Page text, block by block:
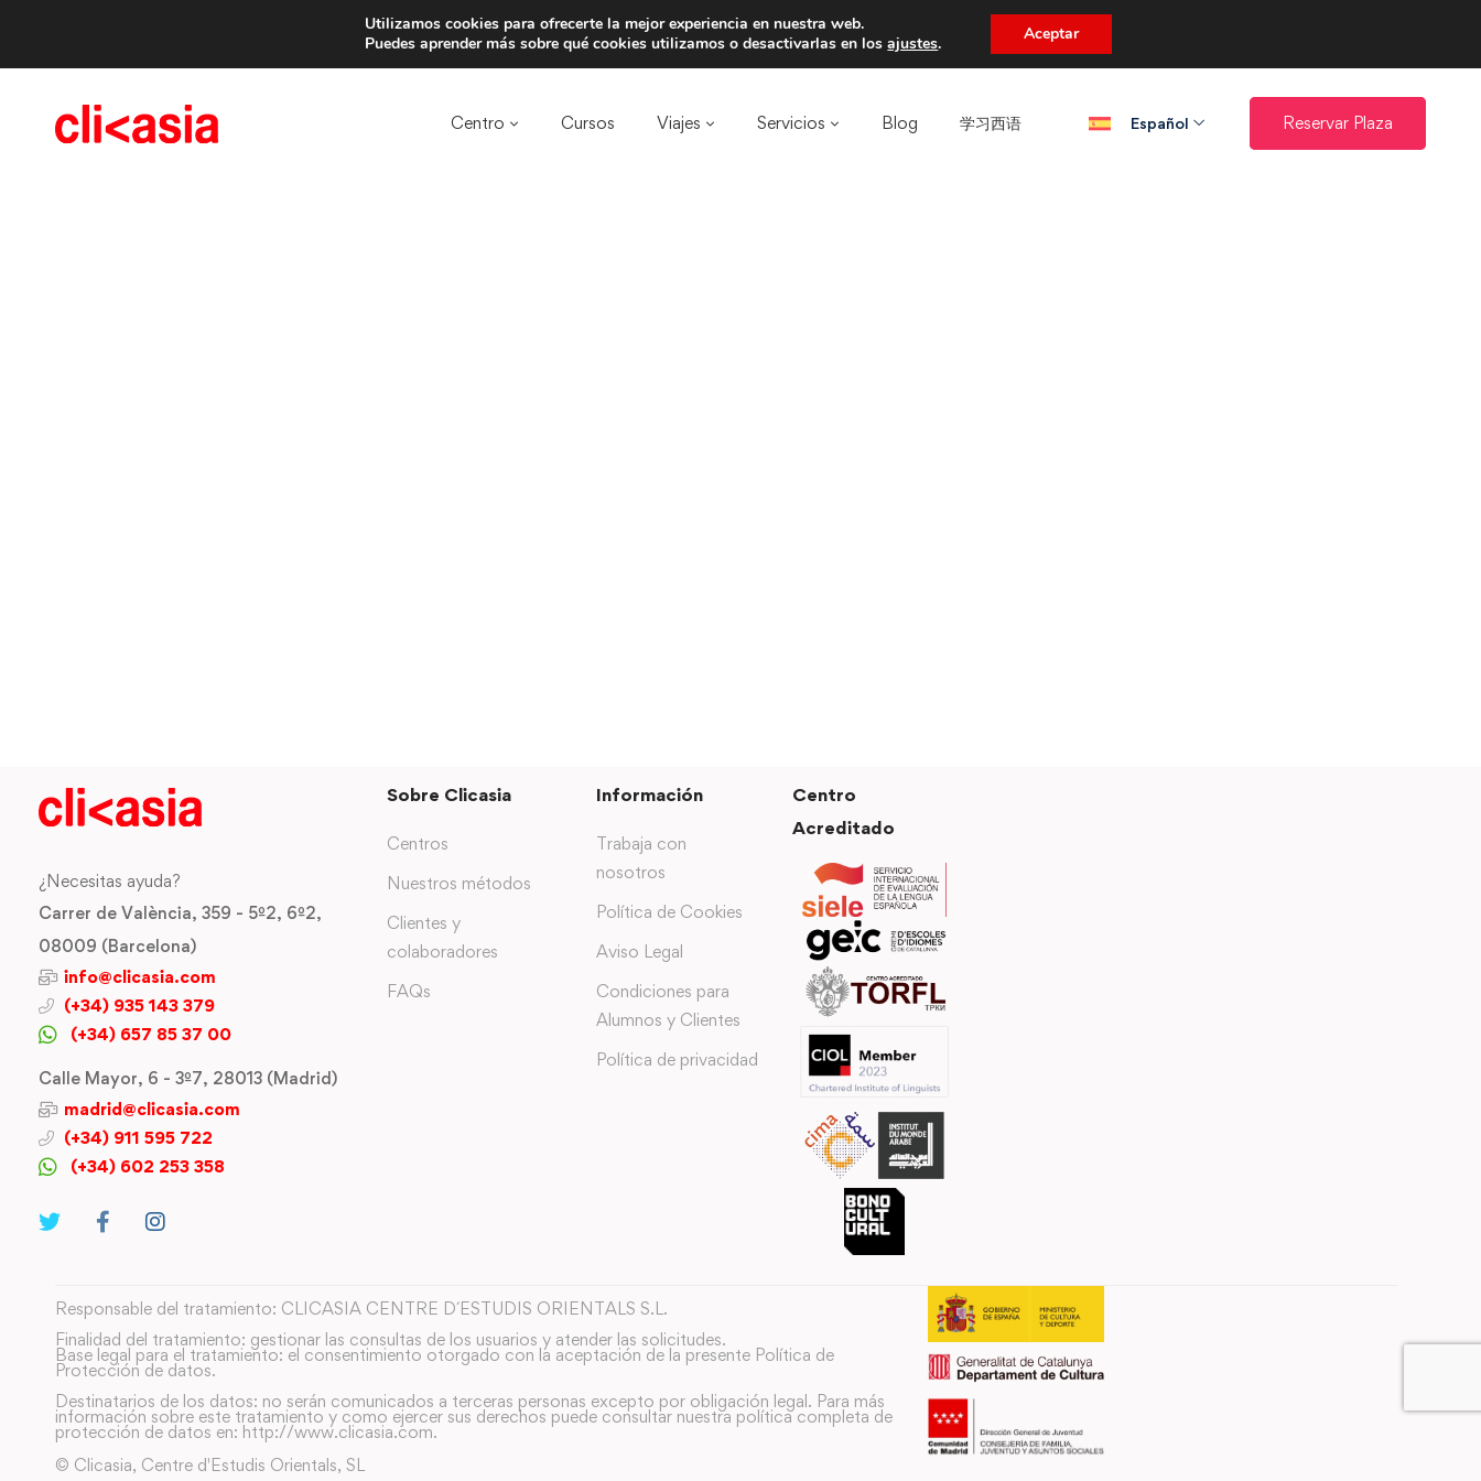
Trae a un amigo y llevaos un total de 75€ de descuento.
Centro Cursos Viajes Servicios Blog 学习西语​ Español Reservar Plaza
¿Necesitas ayuda?
Carrer de València, 359 - 5º2, 6º2,
08009 (Barcelona)
info@clicasia.com
(+34) 935 143 379
(+34) 657 85 37 00
Calle Mayor, 6 - 3º7, 28013 (Madrid)
madrid@clicasia.com
(+34) 911 595 722
(+34) 602 253 358
Sobre Clicasia
Centros
Nuestros métodos
Clientes y
colaboradores
FAQs
Información
Trabaja con
nosotros
Política de Cookies
Aviso Legal
Condiciones para
Alumnos y Clientes
Política de privacidad
Centro
Acreditado
Responsable del tratamiento: CLICASIA CENTRE D´ESTUDIS ORIENTALS S.L.
Finalidad del tratamiento: gestionar las consultas de los usuarios y atender las solicitudes.
Base legal para el tratamiento: el consentimiento otorgado con la aceptación de la presente Política de
Protección de datos.
Destinatarios de los datos: no serán comunicados a terceras personas excepto por obligación legal. Para más
información sobre este tratamiento y como ejercer sus derechos puede consultar nuestra política completa de
protección de datos en: http://www.clicasia.com.
© Clicasia, Centre d'Estudis Orientals, SL
Utilizamos cookies para ofrecerte la mejor experiencia en nuestra web.
Puedes aprender más sobre qué cookies utilizamos o desactivarlas en losajustes. Aceptar